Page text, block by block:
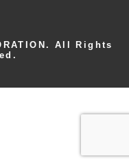
All Rights